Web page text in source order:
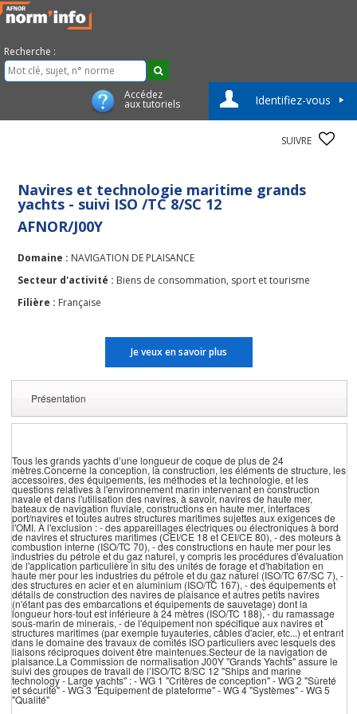
Recherche :
Accédez
aux tutoriels Identifiez-vous
SUIVRE
Navires et technologie maritime grands
yachts - suivi ISO /TC 8/SC 12
AFNOR/J00Y
Domaine : NAVIGATION DE PLAISANCE
Secteur d'activité : Biens de consommation, sport et tourisme
Filière : Française
Je veux en savoir plus
Présentation
Tous les grands yachts d’une longueur de coque de plus de 24
mètres.Concerne la conception, la construction, les éléments de structure, les
accessoires, des équipements, les méthodes et la technologie, et les
questions relatives à l'environnement marin intervenant en construction
navale et dans l'utilisation des navires, à savoir, navires de haute mer,
bateaux de navigation fluviale, constructions en haute mer, interfaces
port/navires et toutes autres structures maritimes sujettes aux exigences de
l'OMI. À l'exclusion : - des appareillages électriques ou électroniques à bord
de navires et structures maritimes (CEI/CE 18 et CEI/CE 80), - des moteurs à
combustion interne (ISO/TC 70), - des constructions en haute mer pour les
industries du pétrole et du gaz naturel, y compris les procédures d'évaluation
de l'application particulière in situ des unités de forage et d'habitation en
haute mer pour les industries du pétrole et du gaz naturel (ISO/TC 67/SC 7), -
des structures en acier et en aluminium (ISO/TC 167), - des équipements et
détails de construction des navires de plaisance et autres petits navires
(n'étant pas des embarcations et équipements de sauvetage) dont la
longueur hors-tout est inférieure à 24 mètres (ISO/TC 188), - du ramassage
sous-marin de minerais, - de l'équipement non spécifique aux navires et
structures maritimes (par exemple tuyauteries, câbles d'acier, etc...) et entrant
dans le domaine des travaux de comités ISO particuliers avec lesquels des
liaisons réciproques doivent être maintenues.Secteur de la navigation de
plaisance.La Commission de normalisation J00Y "Grands Yachts" assure le
suivi des groupes de travail de l’ISO/TC 8/SC 12 "Ships and marine
technology - Large yachts" : - WG 1 "Critères de conception" - WG 2 "Sûreté
et sécurité" - WG 3 "Equipement de plateforme" - WG 4 "Systèmes" - WG 5
"Qualité"